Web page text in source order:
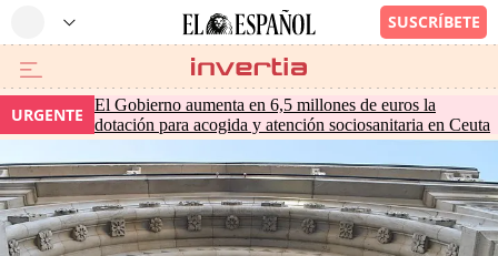
URGENTE
El Gobierno aumenta en 6,5 millones de euros la
dotación para acogida y atención sociosanitaria en Ceuta